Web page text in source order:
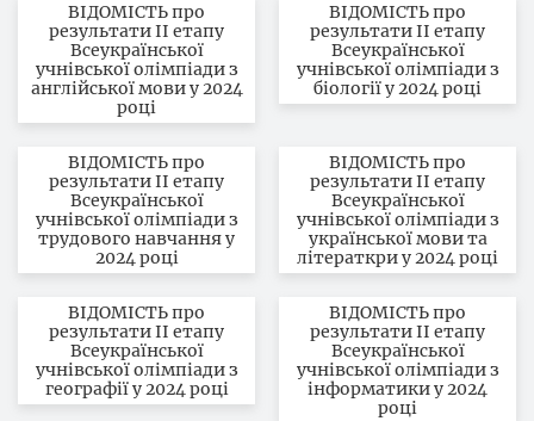
ВІДОМІСТЬ про
результати ІІ етапу
Всеукраїнської
учнівської олімпіади з
англійської мови у 2024
році
ВІДОМІСТЬ про
результати ІІ етапу
Всеукраїнської
учнівської олімпіади з
біології у 2024 році
ВІДОМІСТЬ про
результати ІІ етапу
Всеукраїнської
учнівської олімпіади з
трудового навчання у
2024 році
ВІДОМІСТЬ про
результати ІІ етапу
Всеукраїнської
учнівської олімпіади з
української мови та
літераткри у 2024 році
ВІДОМІСТЬ про
результати ІІ етапу
Всеукраїнської
учнівської олімпіади з
географії у 2024 році
ВІДОМІСТЬ про
результати ІІ етапу
Всеукраїнської
учнівської олімпіади з
інформатики у 2024
році